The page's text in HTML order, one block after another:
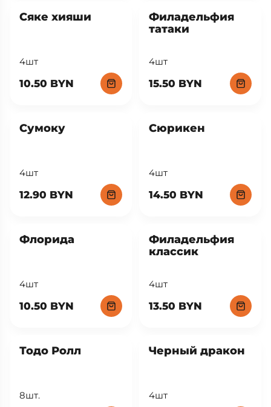
Сяке хияши
4шт
10.50 BYN
Филадельфия
татаки
4шт
15.50 BYN
Сумоку
4шт
12.90 BYN
Сюрикен
4шт
14.50 BYN
Флорида
4шт
10.50 BYN
Филадельфия
классик
4шт
13.50 BYN
Тодо Ролл
8шт.
Черный дракон
4шт